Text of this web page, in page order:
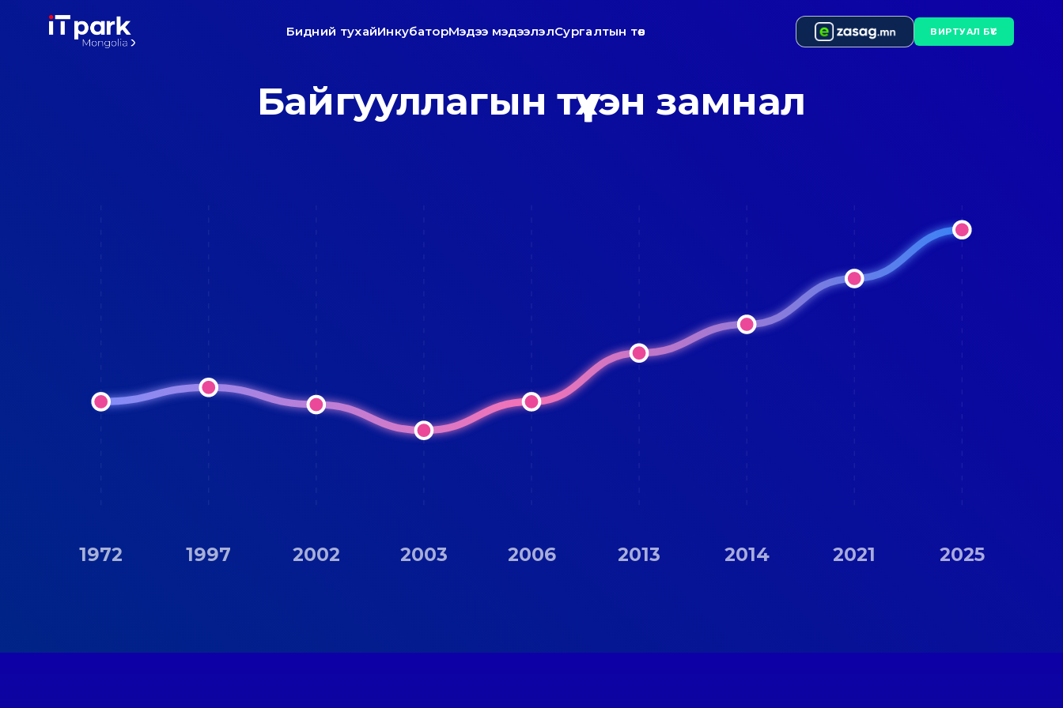
Бидний тухайИнкубаторМэдээ мэдээлэлСургалтын төв ВИРТУАЛ БҮС
Байгууллагын түүхэн замнал
1972 1997 2002 2003 2006 2013 2014 2021 2025